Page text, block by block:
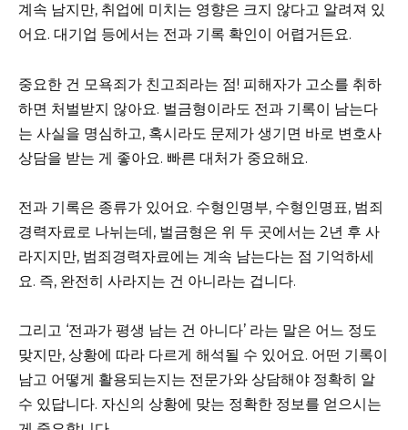
계속 남지만, 취업에 미치는 영향은 크지 않다고 알려져 있
어요. 대기업 등에서는 전과 기록 확인이 어렵거든요.
중요한 건 모욕죄가 친고죄라는 점! 피해자가 고소를 취하
하면 처벌받지 않아요. 벌금형이라도 전과 기록이 남는다
는 사실을 명심하고, 혹시라도 문제가 생기면 바로 변호사
상담을 받는 게 좋아요. 빠른 대처가 중요해요.
전과 기록은 종류가 있어요. 수형인명부, 수형인명표, 범죄
경력자료로 나뉘는데, 벌금형은 위 두 곳에서는 2년 후 사
라지지만, 범죄경력자료에는 계속 남는다는 점 기억하세
요. 즉, 완전히 사라지는 건 아니라는 겁니다.
그리고 ‘전과가 평생 남는 건 아니다’ 라는 말은 어느 정도
맞지만, 상황에 따라 다르게 해석될 수 있어요. 어떤 기록이
남고 어떻게 활용되는지는 전문가와 상담해야 정확히 알
수 있답니다. 자신의 상황에 맞는 정확한 정보를 얻으시는